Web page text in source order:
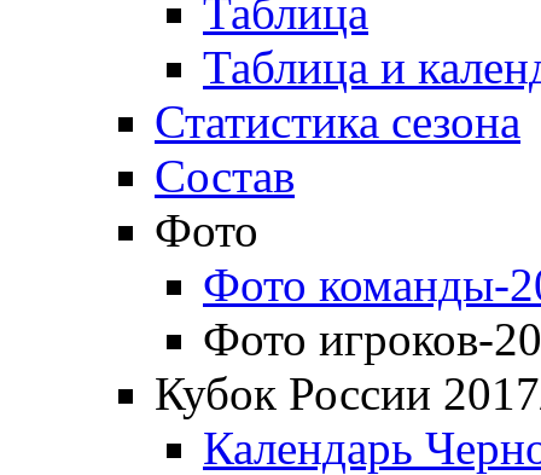
Таблица
Таблица и
Статистика сезона
Состав
Фото
Фото команды-
Фото игроков-
Кубок России
Календарь